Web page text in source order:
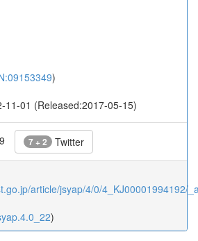
)
11-01 (Released:2017-05-15)
7 + 2 Twitter
article/jsyap/4/0/4_KJ00001994192/
)